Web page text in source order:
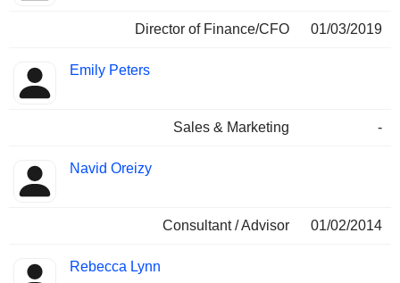
Director of Finance/CFO 01/03/2019
Emily Peters
Sales & Marketing -
Navid Oreizy
Consultant / Advisor 01/02/2014
Rebecca Lynn